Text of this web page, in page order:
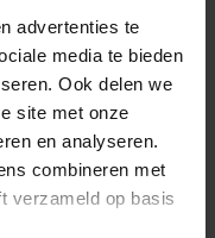
advertenties te
media te bieden
Ook delen we
site met onze
en analyseren.
combineren met
verzameld op basis